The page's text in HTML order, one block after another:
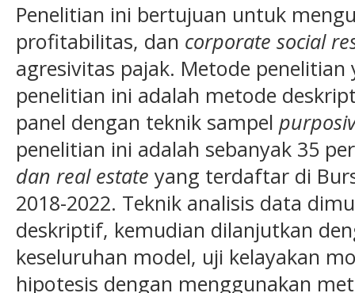
Penelitian ini bertujuan untuk
profitabilitas, dan corporate social
agresivitas pajak. Metode
penelitian ini adalah metode
panel dengan teknik sampel p
penelitian ini adalah sebanyak 35
dan real estate yang terdaftar di
2018-2022. Teknik analisis data
deskriptif, kemudian dilanjutkan
keseluruhan model, uji kelayakan
hipotesis dengan menggunakan